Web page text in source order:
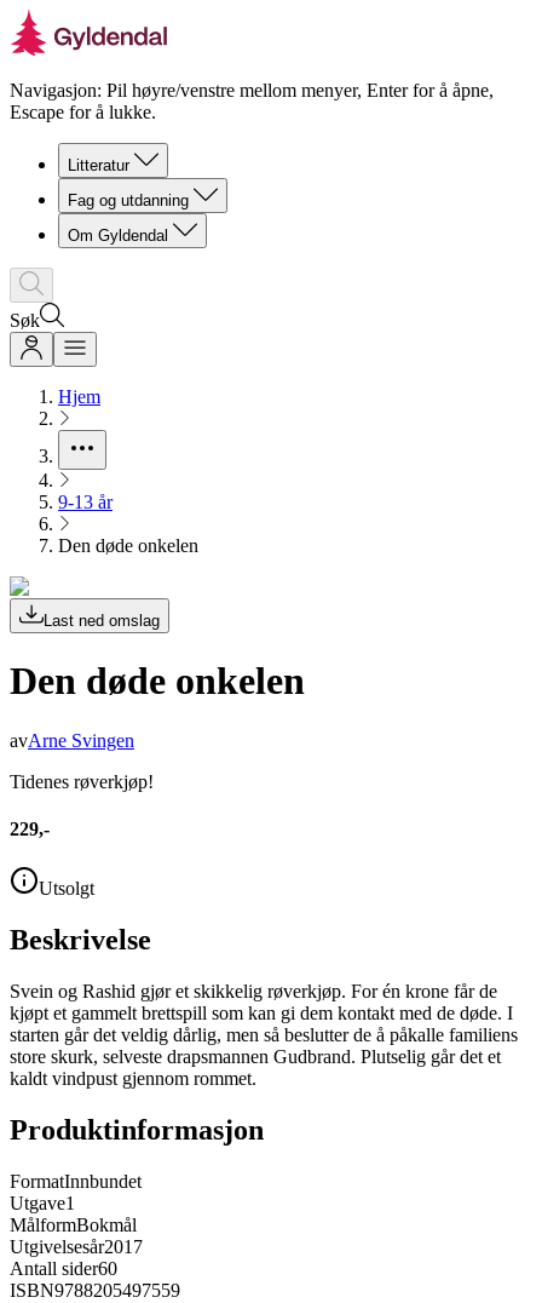
Navigasjon: Pil høyre/venstre mellom menyer, Enter for å åpne,
Escape for å lukke.
Litteratur
Fag og utdanning
Om Gyldendal
Søk
Hjem
9-13 år
Den døde onkelen
Last ned omslag
Den døde onkelen
avArne Svingen
Tidenes røverkjøp!
229,-
Utsolgt
Beskrivelse
Svein og Rashid gjør et skikkelig røverkjøp. For én krone får de
kjøpt et gammelt brettspill som kan gi dem kontakt med de døde. I
starten går det veldig dårlig, men så beslutter de å påkalle familiens
store skurk, selveste drapsmannen Gudbrand. Plutselig går det et
kaldt vindpust gjennom rommet.
Produktinformasjon
FormatInnbundet
Utgave1
MålformBokmål
Utgivelsesår2017
Antall sider60
ISBN9788205497559